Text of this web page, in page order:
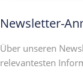
Newsletter-
Über unseren
relevantesten